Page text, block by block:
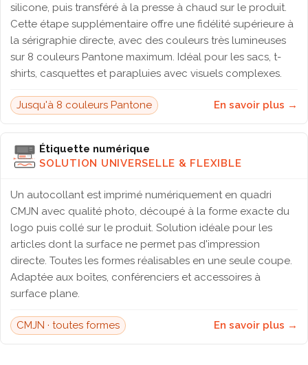
silicone, puis transféré à la presse à chaud sur le produit.
Cette étape supplémentaire offre une fidélité supérieure à
la sérigraphie directe, avec des couleurs très lumineuses
sur 8 couleurs Pantone maximum. Idéal pour les sacs, t-
shirts, casquettes et parapluies avec visuels complexes.
Jusqu'à 8 couleurs Pantone En savoir plus →
Étiquette numérique
SOLUTION UNIVERSELLE & FLEXIBLE
Un autocollant est imprimé numériquement en quadri
CMJN avec qualité photo, découpé à la forme exacte du
logo puis collé sur le produit. Solution idéale pour les
articles dont la surface ne permet pas d'impression
directe. Toutes les formes réalisables en une seule coupe.
Adaptée aux boîtes, conférenciers et accessoires à
surface plane.
CMJN · toutes formes En savoir plus →